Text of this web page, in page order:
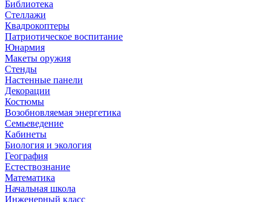
Библиотека
Стеллажи
Квадрокоптеры
Патриотическое воспитание
Юнармия
Макеты оружия
Стенды
Настенные панели
Декорации
Костюмы
Возобновляемая энергетика
Семьеведение
Кабинеты
Биология и экология
География
Естествознание
Математика
Начальная школа
Инженерный класс